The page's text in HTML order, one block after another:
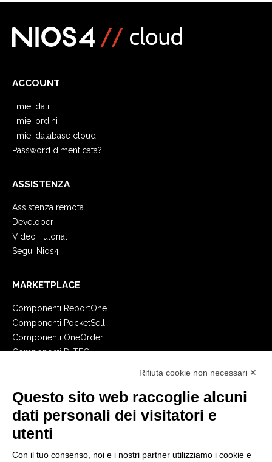
ACCOUNT
I miei dati
I miei ordini
I miei database cloud
Password dimenticata?
ASSISTENZA
Assistenza remota
Developer
Video Tutorial
Segui Nios4
MARKETPLACE
Componenti ReportOne
Componenti PocketSell
Componenti OneOrder
Componenti D-TEC
CREA IL TUO GESTIONALE
Primi passi
API
E-Book
Rifiuta cookie non necessari ✕
Questo sito web raccoglie alcuni
dati personali dei visitatori e
utenti
Con il tuo consenso, noi e i nostri partner utilizziamo i cookie e